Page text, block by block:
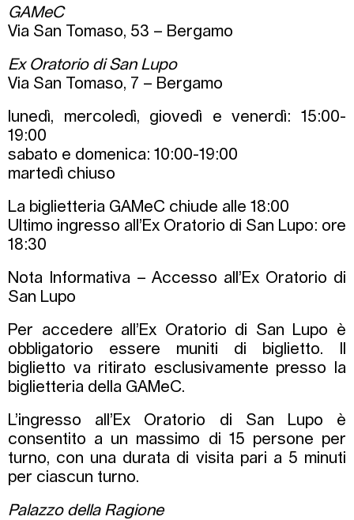
GAMeC
Via San Tomaso, 53 – Bergamo
Ex Oratorio di San Lupo
Via San Tomaso, 7 – Bergamo
lunedì, mercoledì, giovedì e venerdì: 15:00-
19:00
sabato e domenica: 10:00-19:00
martedì chiuso
La biglietteria GAMeC chiude alle 18:00
Ultimo ingresso all’Ex Oratorio di San Lupo: ore
18:30
Nota Informativa – Accesso all’Ex Oratorio di
San Lupo
Per accedere all’Ex Oratorio di San Lupo è
obbligatorio essere muniti di biglietto. Il
biglietto va ritirato esclusivamente presso la
biglietteria della GAMeC.
L’ingresso all’Ex Oratorio di San Lupo è
consentito a un massimo di 15 persone per
turno, con una durata di visita pari a 5 minuti
per ciascun turno.
Palazzo della Ragione